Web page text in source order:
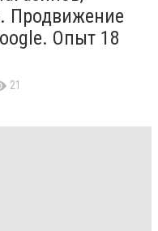
Продвижение
Опыт 18
21